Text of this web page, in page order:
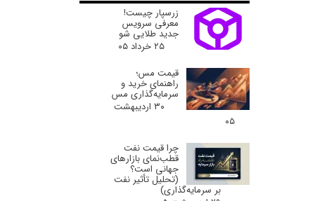
زرسپار چیست!
معرفی سرویس
جدید طلایی شو
۲۵ خرداد ۰۵
قیمت مس؛
راهنمای خرید و
سرمایه‌گذاری مس
۳۰ اردیبهشت
۰۵
چرا قیمت نفت
قطب‌نمای بازارهای
جهانی است؟
(تحلیل تأثیر نفت
بر سرمایه‌گذاری)